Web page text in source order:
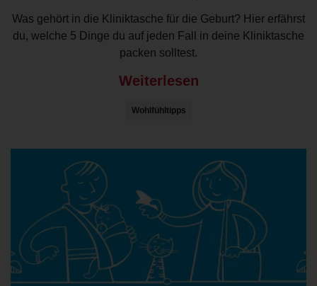
Was gehört in die Kliniktasche für die Geburt? Hier erfährst
du, welche 5 Dinge du auf jeden Fall in deine Kliniktasche
packen solltest.
Weiterlesen
Wohlfühltipps